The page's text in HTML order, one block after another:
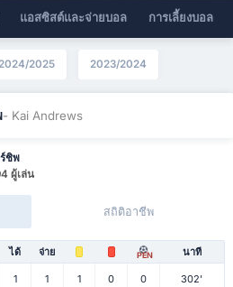
แอสซิสต์และจ่ายบอล การเลี้ยงบอล
2025 2023/2024
- Kai Andrews
ชิพ
ผู้เล่น
สถิติอาชีพ
ได้ จ่าย PEN นาที
1 1 1 0 0 302'